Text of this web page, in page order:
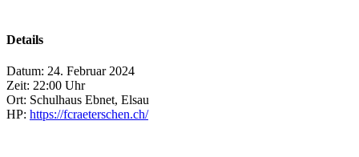
Details
Datum: 24. Februar 2024
Zeit: 22:00 Uhr
Ort: Schulhaus Ebnet, Elsau
HP: https://fcraeterschen.ch/